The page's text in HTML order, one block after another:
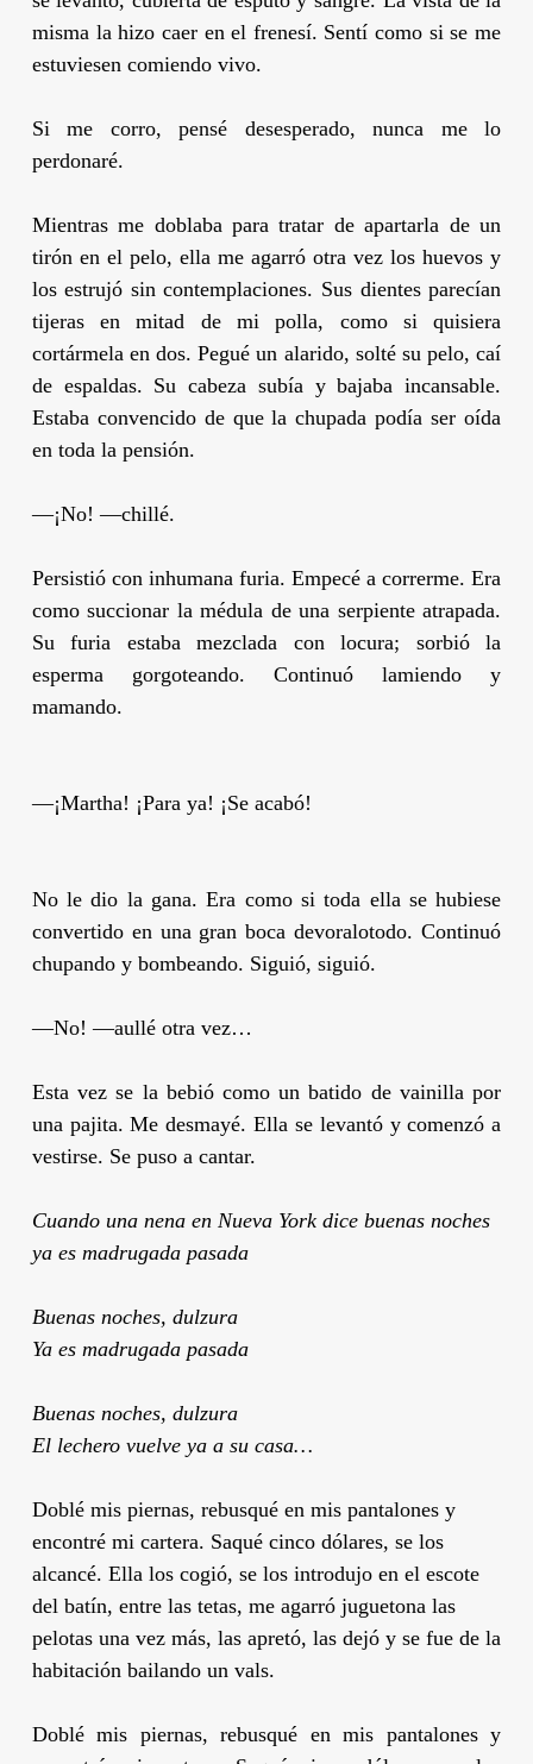
misma la hizo caer en el frenesí. Sentí como si se me
estuviesen comiendo vivo.
Si me corro, pensé desesperado, nunca me lo
perdonaré.
Mientras me doblaba para tratar de apartarla de un
tirón en el pelo, ella me agarró otra vez los huevos y
los estrujó sin contemplaciones. Sus dientes parecían
tijeras en mitad de mi polla, como si quisiera
cortármela en dos. Pegué un alarido, solté su pelo, caí
de espaldas. Su cabeza subía y bajaba incansable.
Estaba convencido de que la chupada podía ser oída
en toda la pensión.
—¡No! —chillé.
Persistió con inhumana furia. Empecé a correrme. Era
como succionar la médula de una serpiente atrapada.
Su furia estaba mezclada con locura; sorbió la
esperma gorgoteando. Continuó lamiendo y
mamando.
—¡Martha! ¡Para ya! ¡Se acabó!
No le dio la gana. Era como si toda ella se hubiese
convertido en una gran boca devoralotodo. Continuó
chupando y bombeando. Siguió, siguió.
—No! —aullé otra vez…
Esta vez se la bebió como un batido de vainilla por
una pajita. Me desmayé. Ella se levantó y comenzó a
vestirse. Se puso a cantar.
Cuando una nena en Nueva York dice buenas noches
ya es madrugada pasada
Buenas noches, dulzura
Ya es madrugada pasada
Buenas noches, dulzura
El lechero vuelve ya a su casa…
Doblé mis piernas, rebusqué en mis pantalones y
encontré mi cartera. Saqué cinco dólares, se los
alcancé. Ella los cogió, se los introdujo en el escote
del batín, entre las tetas, me agarró juguetona las
pelotas una vez más, las apretó, las dejó y se fue de la
habitación bailando un vals.
Doblé mis piernas, rebusqué en mis pantalones y